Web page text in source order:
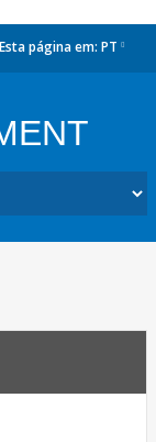
Esta página em: PT